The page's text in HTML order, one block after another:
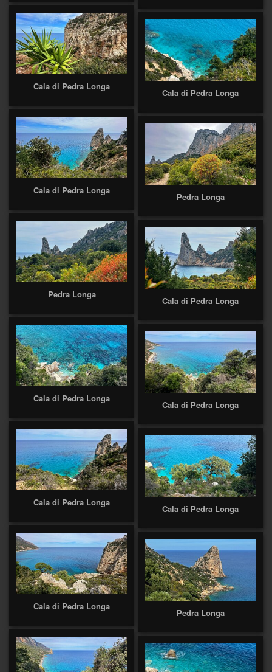
Cala di Pedra Longa
Cala di Pedra Longa
Cala di Pedra Longa
Pedra Longa
Pedra Longa
Cala di Pedra Longa
Cala di Pedra Longa
Cala di Pedra Longa
Cala di Pedra Longa
Cala di Pedra Longa
Cala di Pedra Longa
Pedra Longa